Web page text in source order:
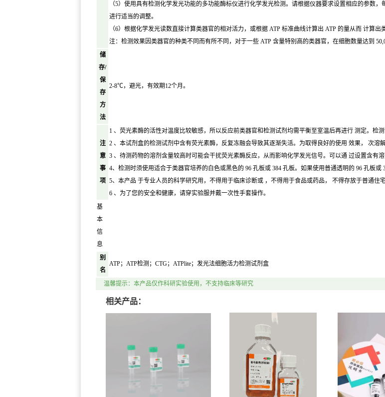
（5）使用具有检测化学发光功能的多功能酶标仪进行化学发光检测。请根据仪器要求设置相应的参数
进行适当的调整。
（6）根据化学发光读数直接计算类器官的相对活力，或根据 ATP 标准曲线计算出 ATP 的量从而 计算出
注：检测效果因类器官的种类不同而有所不同，对于一些 ATP 含量特别高的类器官，在细胞数量达到
储
存/
保
存
方
法
2-8℃，避光，有效期12个月。
注
意
事
项
1 、荧光素酶的活性对温度比较敏感，所以反应前类器官和检测试剂均需平衡至室温后再进行 测定。检测
2 、本试剂盒的检测试剂中含有荧光素酶，反复冻融会导致其逐渐失活。为取得良好的使用 效果， 次溶
3 、待测药物的溶剂含量较高时可能会干扰荧光素酶反应，从而影响化学发光信号。可以通 过设置含有
4、检测时须使用适合于类器官培养的白色或黑色的 96 孔板或 384 孔板。如果使用普通透明的 96 孔板或
5、本产品 于专业人员的科学研究用，不得用于临床诊断或 ，不得用于食品或药品， 不得存放于普通住宅
6 、为了您的安全和健康，请穿实验服并戴一次性手套操作。
基
本
信
息
别
名
ATP；ATP检测；CTG；ATPlite；发光法细胞活力检测试剂盒
温馨提示：本产品仅作科研实验使用，不支持临床等研究
相关产品：